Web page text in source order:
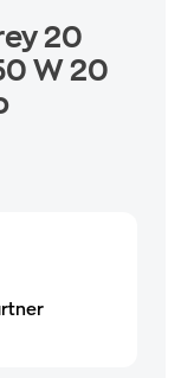
20
W 20